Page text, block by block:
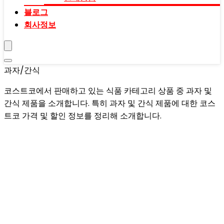
블로그
회사정보
과자/간식
코스트코에서 판매하고 있는 식품 카테고리 상품 중 과자 및
간식 제품을 소개합니다. 특히 과자 및 간식 제품에 대한 코스
트코 가격 및 할인 정보를 정리해 소개합니다.